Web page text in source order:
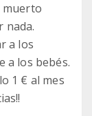
muerto
nada.
a los
a los bebés.
1 € al mes